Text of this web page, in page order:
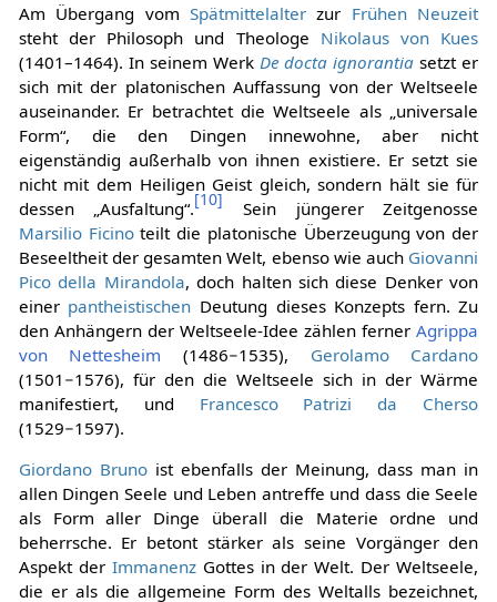
Am Übergang vom Spätmittelalter zur Frühen Neuzeit
steht der Philosoph und Theologe Nikolaus von Kues
(1401–1464). In seinem Werk De docta ignorantia setzt er
sich mit der platonischen Auffassung von der Weltseele
auseinander. Er betrachtet die Weltseele als „universale
Form“, die den Dingen innewohne, aber nicht
eigenständig außerhalb von ihnen existiere. Er setzt sie
nicht mit dem Heiligen Geist gleich, sondern hält sie für
dessen „Ausfaltung“.[10]
Sein jüngerer Zeitgenosse
Marsilio Ficinoteilt die platonische Überzeugung von der
Beseeltheit der gesamten Welt, ebenso wie auch Giovanni
Pico della Mirandola, doch halten sich diese Denker von
einer pantheistischen Deutung dieses Konzepts fern. Zu
den Anhängern der Weltseele-Idee zählen fernerAgrippa
von Nettesheim (1486−1535), Gerolamo Cardano
(1501−1576), für den die Weltseele sich in der Wärme
manifestiert, und Francesco Patrizi da Cherso
(1529−1597).
Giordano Brunoist ebenfalls der Meinung, dass man in
allen Dingen Seele und Leben antreffe und dass die Seele
als Form aller Dinge überall die Materie ordne und
beherrsche. Er betont stärker als seine Vorgänger den
Aspekt der ImmanenzGottes in der Welt. Der Weltseele,
die er als die allgemeine Form des Weltalls bezeichnet,